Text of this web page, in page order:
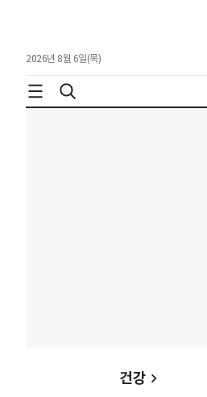
2026년 8월 6일(목)
건강